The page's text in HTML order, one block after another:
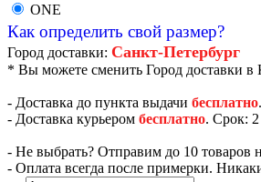
ONE
Как определить свой размер?
Город доставки: Санкт-Петербург
* Вы можете сменить Город доставки в
- Доставка до пункта выдачи бесплатно
- Доставка курьером бесплатно. Срок: 2
- Не выбрать? Отправим до 10 товаров
- Оплата всегда после примерки.